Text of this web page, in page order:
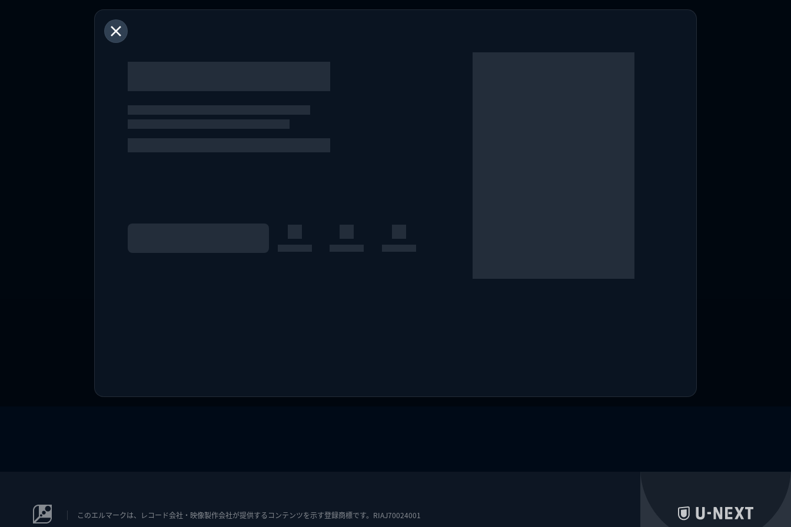
このエルマークは、レコード会社・映像製作会社が提供するコンテンツを示す登録商標です。RIAJ70024001